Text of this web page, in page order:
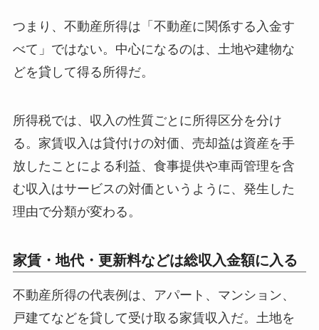
つまり、不動産所得は「不動産に関係する入金す
べて」ではない。中心になるのは、土地や建物な
どを貸して得る所得だ。
所得税では、収入の性質ごとに所得区分を分け
る。家賃収入は貸付けの対価、売却益は資産を手
放したことによる利益、食事提供や車両管理を含
む収入はサービスの対価というように、発生した
理由で分類が変わる。
家賃・地代・更新料などは総収入金額に入る
不動産所得の代表例は、アパート、マンション、
戸建てなどを貸して受け取る家賃収入だ。土地を